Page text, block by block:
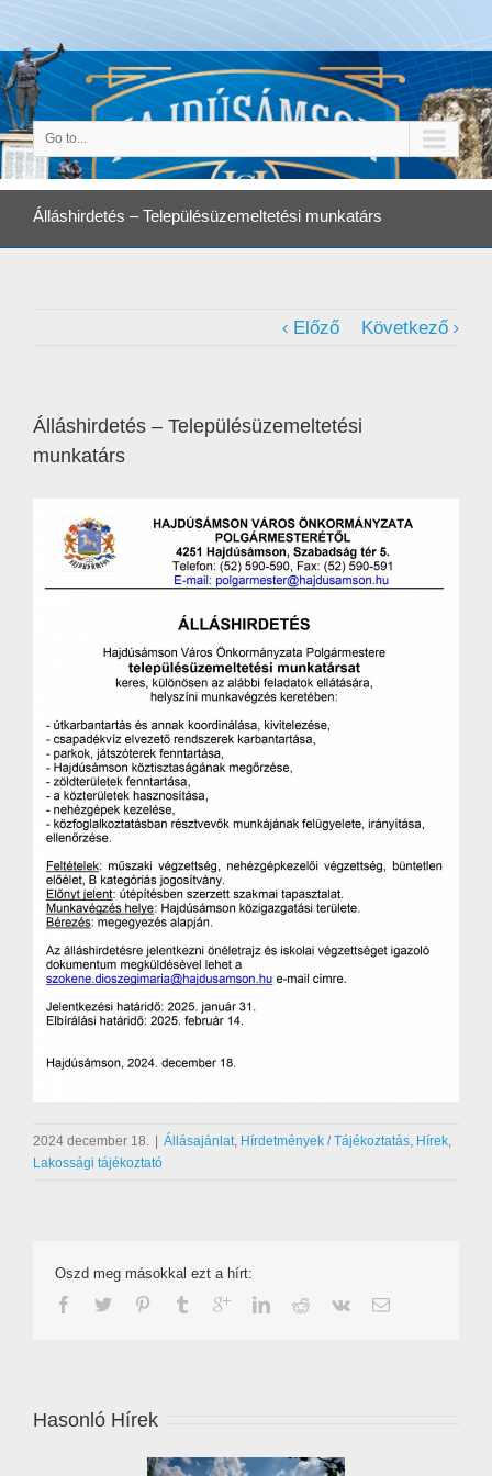
Go to...
Álláshirdetés – Településüzemeltetési munkatárs
Előző Következő
Álláshirdetés – Településüzemeltetési
munkatárs
2024 december 18. | Állásajánlat Hírdetmények / Tájékoztatás Hírek
Lakossági tájékoztató
Oszd meg másokkal ezt a hírt:
Hasonló Hírek